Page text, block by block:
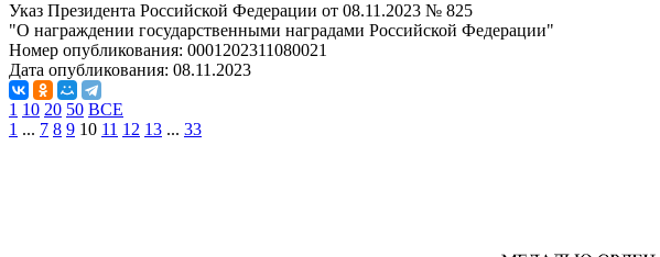
Указ Президента Российской Федерации от 08.11.2023 № 825
"О награждении государственными наградами Российской Федерации"
Номер опубликования: 0001202311080021
Дата опубликования: 08.11.2023
1 10 20 50 ВСЕ
1 ... 7 8 9 10 11 12 13 ... 33